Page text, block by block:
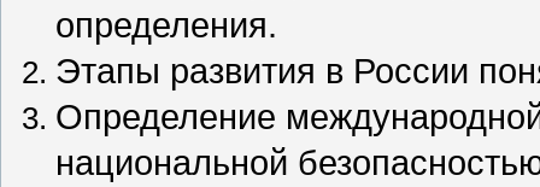
определения.
Этапы развития в России
Определение
национальной